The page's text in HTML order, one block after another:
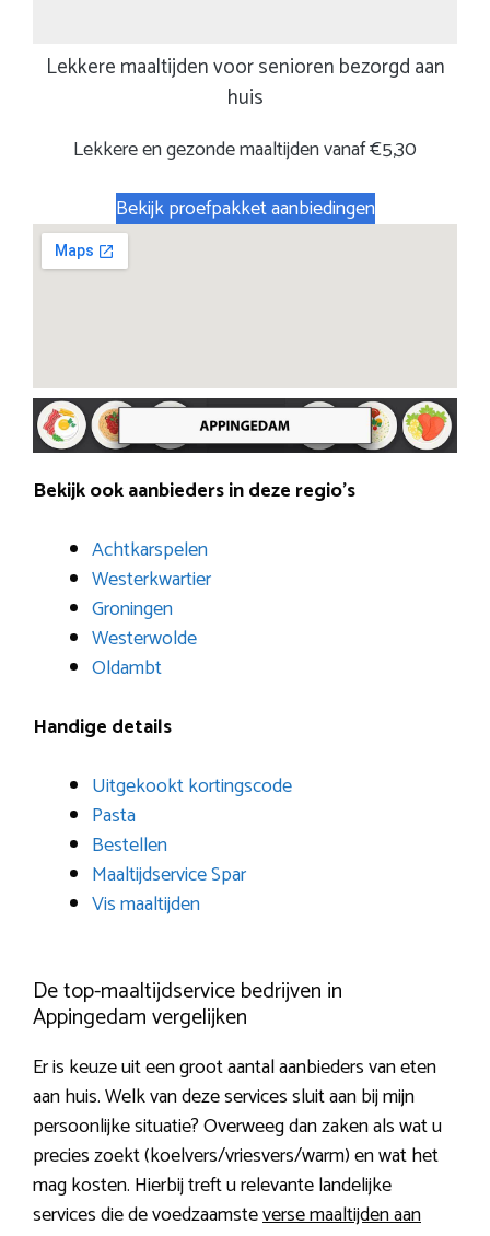
Lekkere maaltijden voor senioren bezorgd aan
huis
Lekkere en gezonde maaltijden vanaf €5,30
Bekijk proefpakket aanbiedingen
Bekijk ook aanbieders in deze regio’s
Achtkarspelen
Westerkwartier
Groningen
Westerwolde
Oldambt
Handige details
Uitgekookt kortingscode
Pasta
Bestellen
Maaltijdservice Spar
Vis maaltijden
De top-maaltijdservice bedrijven in
Appingedam vergelijken
Er is keuze uit een groot aantal aanbieders van eten
aan huis. Welk van deze services sluit aan bij mijn
persoonlijke situatie? Overweeg dan zaken als wat u
precies zoekt (koelvers/vriesvers/warm) en wat het
mag kosten. Hierbij treft u relevante landelijke
services die de voedzaamsteverse maaltijden aan